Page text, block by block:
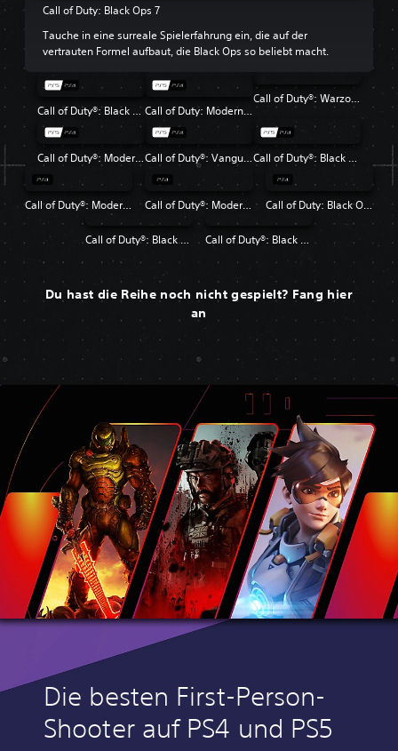
Call of Duty: Black Ops 7
Tauche in eine surreale Spielerfahrung ein, die auf der
vertrauten Formel aufbaut, die Black Ops so beliebt macht.
Call of Duty®: Black Ops 6 Call of Duty: Modern Warfare III
Call of Duty®: Warzone™
Call of Duty®: Modern Warfare® II Call of Duty®: Vanguard Call of Duty®: Black Ops Cold War
Call of Duty®: Modern Warfare® Call of Duty®: Modern Warfare® 2 Campaign Remastered Call of Duty: Black Ops 4
Call of Duty®: Black Ops Call of Duty®: Black Ops II
Du hast die Reihe noch nicht gespielt? Fang hier
an
Die besten First-Person-
Shooter auf PS4 und PS5